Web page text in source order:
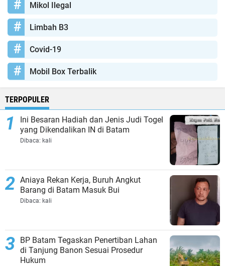
Mikol Ilegal
Limbah B3
Covid-19
Mobil Box Terbalik
TERPOPULER
Ini Besaran Hadiah dan Jenis Judi Togel
yang Dikendalikan IN di Batam
Dibaca: kali
Aniaya Rekan Kerja, Buruh Angkut
Barang di Batam Masuk Bui
Dibaca: kali
BP Batam Tegaskan Penertiban Lahan
di Tanjung Banon Sesuai Prosedur
Hukum